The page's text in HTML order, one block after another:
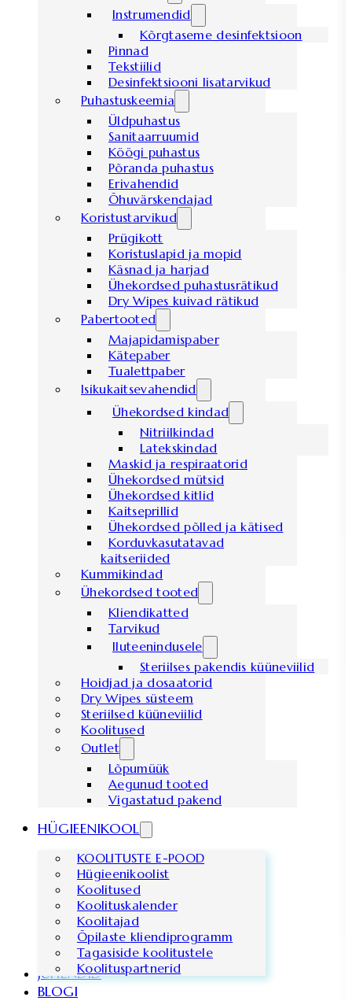
Instrumendid
Kõrgtaseme desinfektsioon
Pinnad
Tekstiilid
Desinfektsiooni lisatarvikud
Puhastuskeemia
Üldpuhastus
Sanitaarruumid
Köögi puhastus
Põranda puhastus
Erivahendid
Õhuvärskendajad
Koristustarvikud
Prügikott
Koristuslapid ja mopid
Käsnad ja harjad
Ühekordsed puhastusrätikud
Dry Wipes kuivad rätikud
Pabertooted
Majapidamispaber
Kätepaber
Tualettpaber
Isikukaitsevahendid
Ühekordsed kindad
Nitriilkindad
Latekskindad
Maskid ja respiraatorid
Ühekordsed mütsid
Ühekordsed kitlid
Kaitseprillid
Ühekordsed põlled ja kätised
Korduvkasutatavad
kaitseriided
Kummikindad
Ühekordsed tooted
Kliendikatted
Tarvikud
Iluteenindusele
Steriilses pakendis küüneviilid
Hoidjad ja dosaatorid
Dry Wipes süsteem
Steriilsed küüneviilid
Koolitused
Outlet
Lõpumüük
Aegunud tooted
Vigastatud pakend
HÜGIEENIKOOL
KOOLITUSTE E-POOD
Hügieenikoolist
Koolitused
Koolituskalender
Koolitajad
Õpilaste kliendiprogramm
Tagasiside koolitustele
Koolituspartnerid
JUHENDID
BLOGI